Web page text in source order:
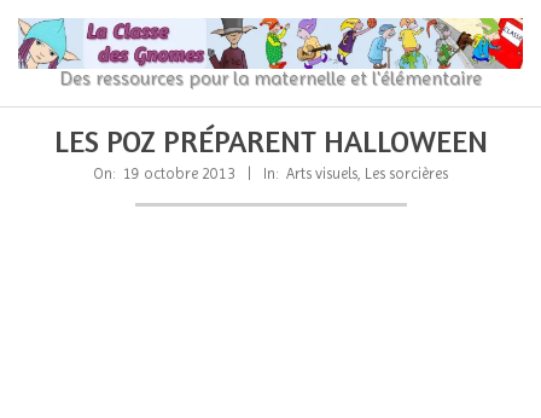
content
La
Classe
gnomes
Des ressources pour la maternelle et l'élémentaire
Navigation
NavigationLES POZ PRÉPARENT HALLOWEEN
On: 19 octobre 2013 In: Arts visuels Les sorcières